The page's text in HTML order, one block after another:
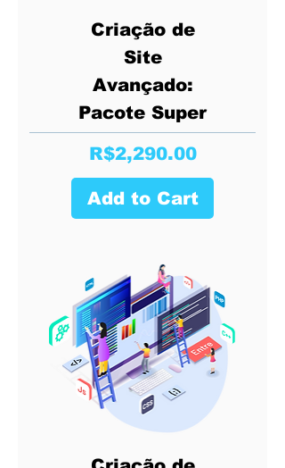
Criação de
Site
Avançado:
Pacote Super
Price
R$2,290.00
Add to Cart